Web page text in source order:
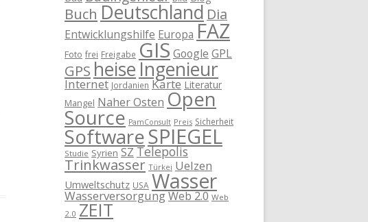
Buch Deutschland Dia
Entwicklungshilfe Europa FAZ
Foto frei Freigabe GIS Google GPL
GPS heise Ingenieur
Internet Jordanien Karte Literatur
Mangel Naher Osten Open
Source PamConsult Preis Sicherheit
SoftwareSPIEGEL
Studie Syrien SZ Telepolis
Trinkwasser Türkei Uelzen
Umweltschutz USA Wasser
WasserversorgungWeb 2.0 Web
2.0 ZEIT